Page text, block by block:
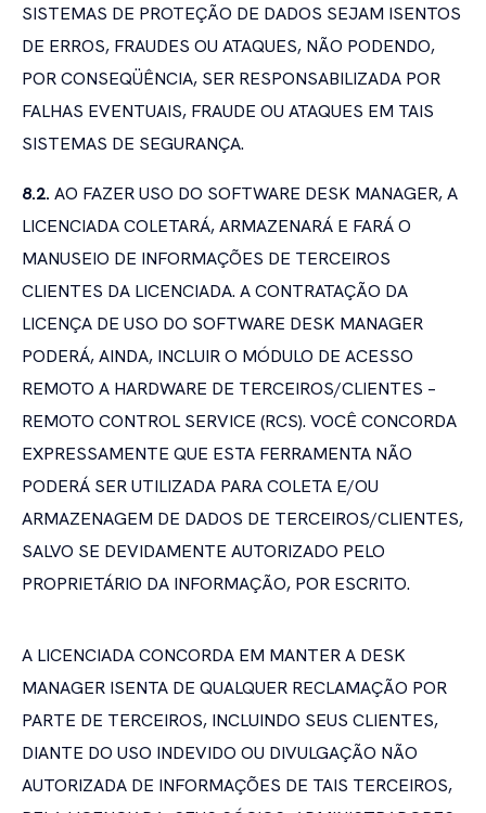
SISTEMAS DE PROTEÇÃO DE DADOS SEJAM ISENTOS
DE ERROS, FRAUDES OU ATAQUES, NÃO PODENDO,
POR CONSEQÜÊNCIA, SER RESPONSABILIZADA POR
FALHAS EVENTUAIS, FRAUDE OU ATAQUES EM TAIS
SISTEMAS DE SEGURANÇA.
8.2. AO FAZER USO DO SOFTWARE DESK MANAGER, A
LICENCIADA COLETARÁ, ARMAZENARÁ E FARÁ O
MANUSEIO DE INFORMAÇÕES DE TERCEIROS
CLIENTES DA LICENCIADA. A CONTRATAÇÃO DA
LICENÇA DE USO DO SOFTWARE DESK MANAGER
PODERÁ, AINDA, INCLUIR O MÓDULO DE ACESSO
REMOTO A HARDWARE DE TERCEIROS/CLIENTES –
REMOTO CONTROL SERVICE (RCS). VOCÊ CONCORDA
EXPRESSAMENTE QUE ESTA FERRAMENTA NÃO
PODERÁ SER UTILIZADA PARA COLETA E/OU
ARMAZENAGEM DE DADOS DE TERCEIROS/CLIENTES,
SALVO SE DEVIDAMENTE AUTORIZADO PELO
PROPRIETÁRIO DA INFORMAÇÃO, POR ESCRITO.
A LICENCIADA CONCORDA EM MANTER A DESK
MANAGER ISENTA DE QUALQUER RECLAMAÇÃO POR
PARTE DE TERCEIROS, INCLUINDO SEUS CLIENTES,
DIANTE DO USO INDEVIDO OU DIVULGAÇÃO NÃO
AUTORIZADA DE INFORMAÇÕES DE TAIS TERCEIROS,